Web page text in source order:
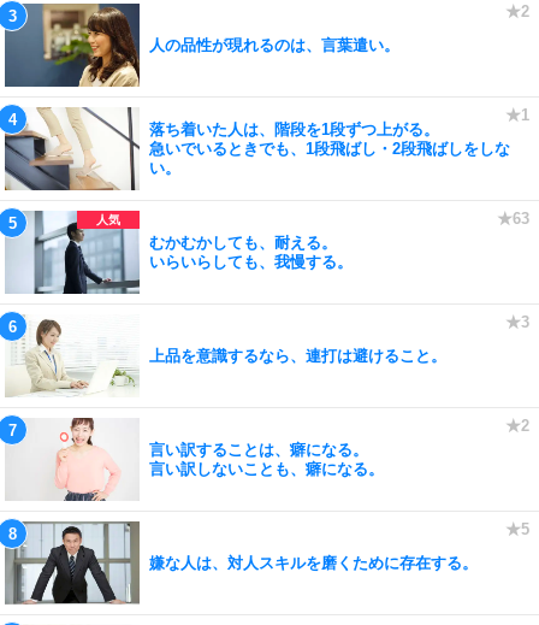
人の品性が現れるのは、言葉遣い。
落ち着いた人は、階段を1段ずつ上がる。
急いでいるときでも、1段飛ばし・2段飛ばしをしな
い。
むかむかしても、耐える。
いらいらしても、我慢する。
上品を意識するなら、連打は避けること。
言い訳することは、癖になる。
言い訳しないことも、癖になる。
嫌な人は、対人スキルを磨くために存在する。